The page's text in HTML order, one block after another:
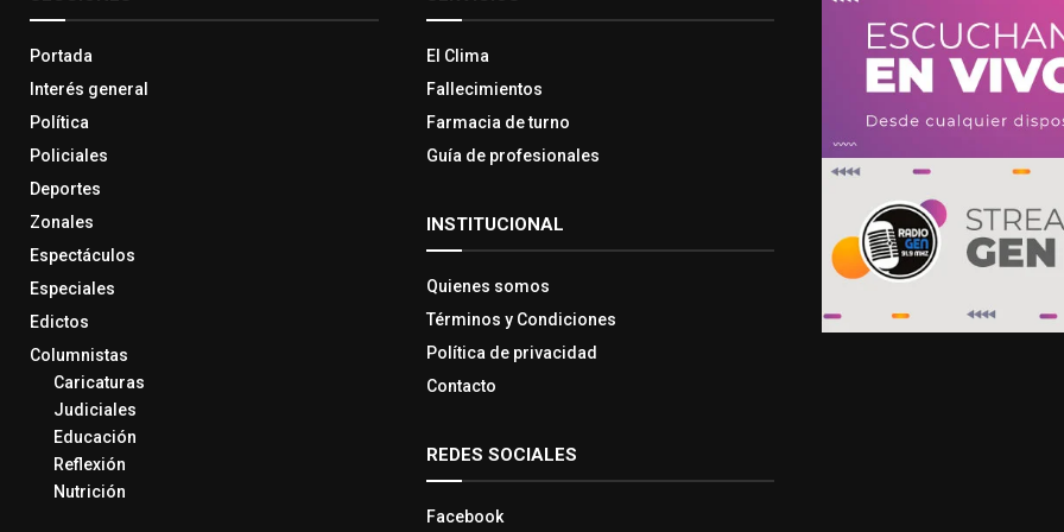
Portada
Interés general
Política
Policiales
Deportes
Zonales
Espectáculos
Especiales
Edictos
Columnistas
Caricaturas
Judiciales
Educación
Reflexión
Nutrición
El Clima
Fallecimientos
Farmacia de turno
Guía de profesionales
INSTITUCIONAL
Quienes somos
Términos y Condiciones
Política de privacidad
Contacto
REDES SOCIALES
Facebook